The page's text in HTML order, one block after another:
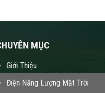
MỤC
Giới Thiệu
Điện Năng Lượng Mặt Trời